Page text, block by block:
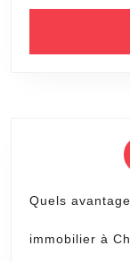
Quels
immobilier à